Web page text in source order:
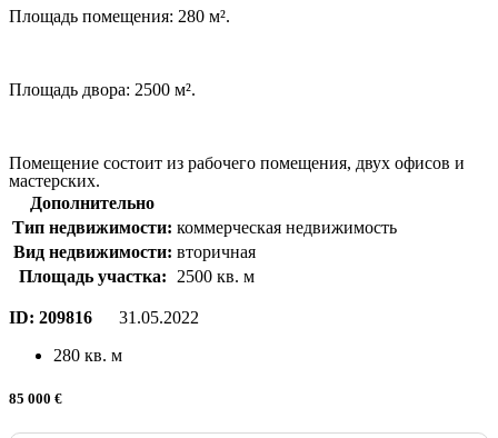
Площадь помещения: 280 м².
Площадь двора: 2500 м².
Помещение состоит из рабочего помещения, двух офисов и
мастерских.
Дополнительно
Тип недвижимости: коммерческая недвижимость
Вид недвижимости: вторичная
Площадь участка:
2500 кв. м
ID: 209816
31.05.2022
280 кв. м
85 000 €